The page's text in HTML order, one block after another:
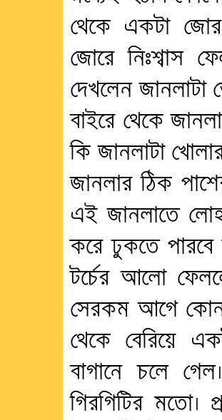
থেকে একটা
জোরে নিঃশ্বাস
দেখলেন জানলাটা
বাইরে থেকে
কি জানলাটা
জানলার ঠিক
এই জানলাতে
করে ঢুকতে পারবে
টর্চের আলো
সেরকম আগে
থেকে বেরিয়ে
বাগানে চলে
গিরগিটির মতো।